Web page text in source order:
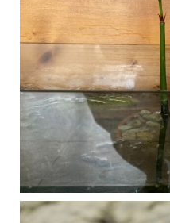
比謝川でよく見られる生き物 「イソシギ」の足に釣り針が(>_<) 比謝川は釣りが可